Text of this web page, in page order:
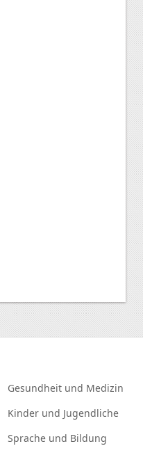
Gesundheit und Medizin
Kinder und Jugendliche
Sprache und Bildung